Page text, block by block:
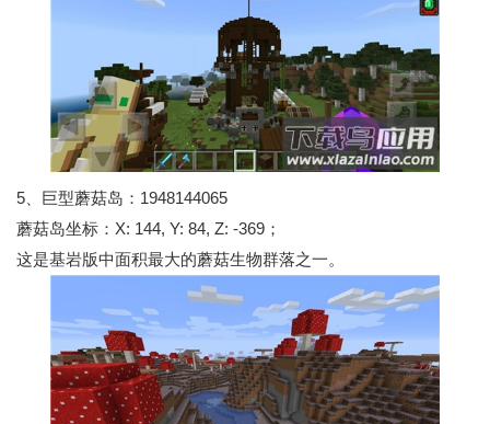
5、巨型蘑菇岛：1948144065
蘑菇岛坐标：X: 144, Y: 84, Z: -369；
这是基岩版中面积最大的蘑菇生物群落之一。